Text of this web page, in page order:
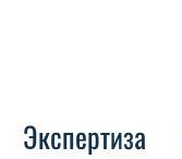
Экспертиза